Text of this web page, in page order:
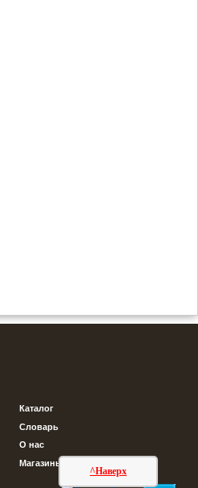
^Наверх
Каталог
Словарь
О нас
Магазины